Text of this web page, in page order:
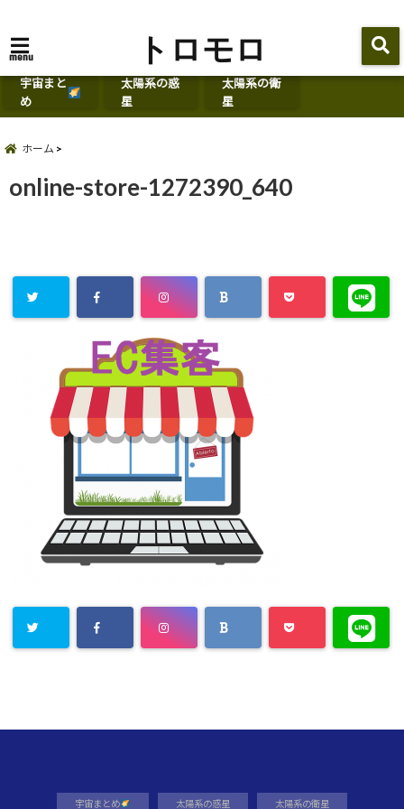
menu トロモロ
宇宙まと
め
太陽系の惑
星
太陽系の衛
星
ホーム
online-store-1272390_640
宇宙まとめ 太陽系の惑星 太陽系の衛星